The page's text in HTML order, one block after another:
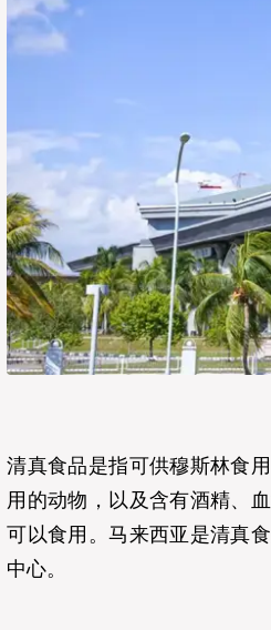
清真食品是指可供穆斯林食
用的动物，以及含有酒精、
可以食用。马来西亚是清真
中心。